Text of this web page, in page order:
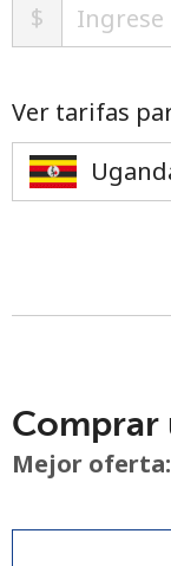
$
Ver tarifas
Comprar
Mejor oferta: